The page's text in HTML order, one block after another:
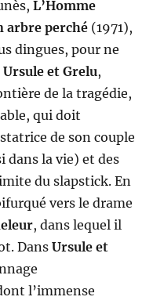
L’Homme
arbre perché (1971),
dingues, pour ne
Ursule et Grelu,
de la tragédie,
qui doit
de son couple
dans la vie) et des
du slapstick. En
vers le drame
, dans lequel il
DansUrsule et
l’immense